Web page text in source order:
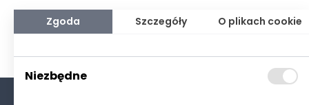
zaoszczędzić pieniądze, ale także minimalizuje zakłócenia w
pracy zakładu, co ma istotne znaczenie w kontekście
ciągłości produkcji. Modernizacja może także przyczynić się
na mniejsze koszty w dłuższym okresie, a także bardziej
zrównoważony rozwój.
Zgoda Szczegóły O plikach cookie
Niezbędne